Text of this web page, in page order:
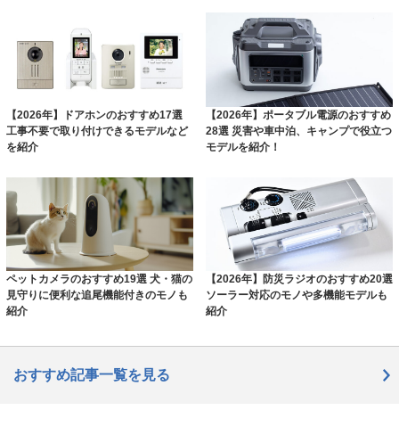
【2026年】ドアホンのおすすめ17選
工事不要で取り付けできるモデルなど
を紹介
【2026年】ポータブル電源のおすすめ
28選 災害や車中泊、キャンプで役立つ
モデルを紹介！
ペットカメラのおすすめ19選 犬・猫の
見守りに便利な追尾機能付きのモノも
紹介
【2026年】防災ラジオのおすすめ20選
ソーラー対応のモノや多機能モデルも
紹介
おすすめ記事一覧を見る